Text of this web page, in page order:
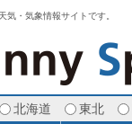
・気象情報サイトです。
北海道 東北